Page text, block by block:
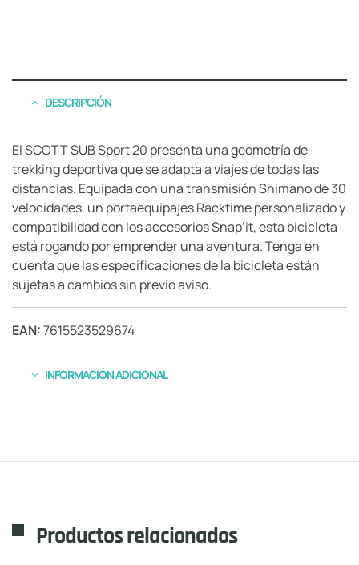
DESCRIPCIÓN
El SCOTT SUB Sport 20 presenta una geometría de
trekking deportiva que se adapta a viajes de todas las
distancias. Equipada con una transmisión Shimano de 30
velocidades, un portaequipajes Racktime personalizado y
compatibilidad con los accesorios Snap’it, esta bicicleta
está rogando por emprender una aventura. Tenga en
cuenta que las especificaciones de la bicicleta están
sujetas a cambios sin previo aviso.
EAN:7615523529674
INFORMACIÓN ADICIONAL
Productos relacionados